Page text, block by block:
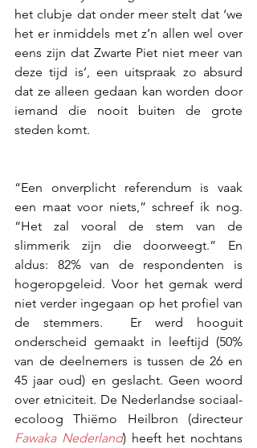
het clubje dat onder meer stelt dat ‘we
het er inmiddels met z’n allen wel over
eens zijn dat Zwarte Piet niet meer van
deze tijd is’, een uitspraak zo absurd
dat ze alleen gedaan kan worden door
iemand die nooit buiten de grote
steden komt.
“Een onverplicht referendum is vaak
een maat voor niets,” schreef ik nog.
“Het zal vooral de stem van de
slimmerik zijn die doorweegt.” En
aldus: 82% van de respondenten is
hogeropgeleid. Voor het gemak werd
niet verder ingegaan op het profiel van
de stemmers.  Er werd hooguit
onderscheid gemaakt in leeftijd (50%
van de deelnemers is tussen de 26 en
45 jaar oud) en geslacht. Geen woord
over etniciteit. De Nederlandse sociaal-
Fawaka Nederland) heeft het nochtans